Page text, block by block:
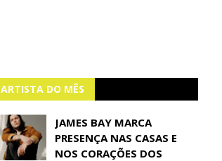
ARTISTA DO MÊS
JAMES BAY MARCA
PRESENÇA NAS CASAS E
NOS CORAÇÕES DOS